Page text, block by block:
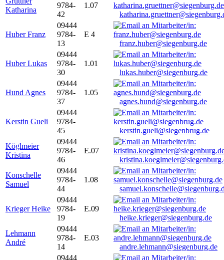
Katharina
9784-
42
1.07
Huber Franz
09444
9784-
13
E 4
franz.huber@siegenburg.de
Huber Lukas
09444
9784-
30
1.01
lukas.huber@siegenburg.de
Hund Agnes
09444
9784-
37
1.05
agnes.hund@siegenburg.de
Kerstin Gueli
09444
9784-
45
kerstin.gueli@siegenbrug.de
Köglmeier
Kristina
09444
9784-
46
E.07
Konschelle
Samuel
09444
9784-
44
1.08
Krieger Heike
09444
9784-
19
E.09
heike.krieger@siegenburg.de
Lehmann
André
09444
9784-
14
E.03
andre.lehmann@siegenburg.de
09444